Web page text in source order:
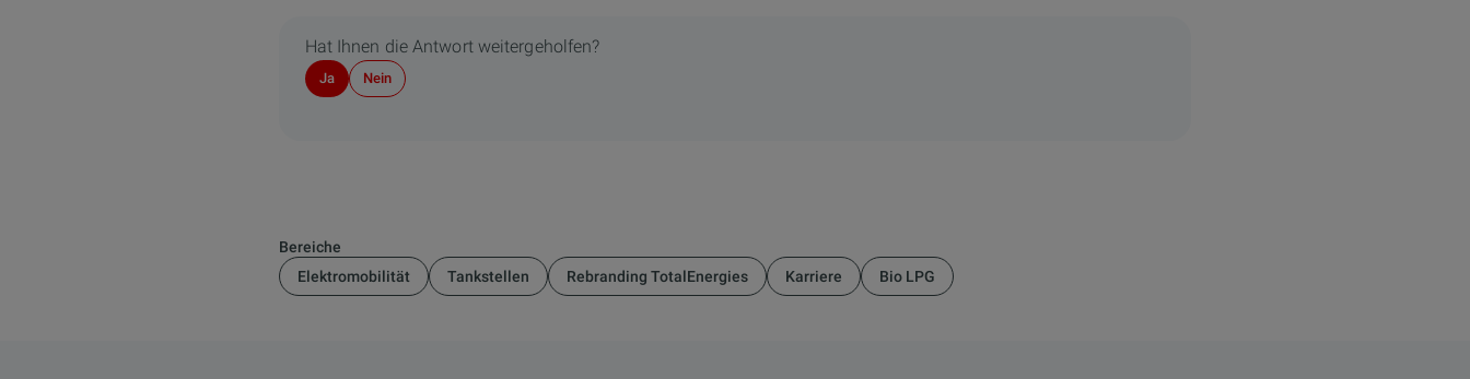
Hat Ihnen die Antwort weitergeholfen?
Ja Nein
Bereiche
Elektromobilität
Tankstellen Rebranding TotalEnergies Karriere Bio LPG